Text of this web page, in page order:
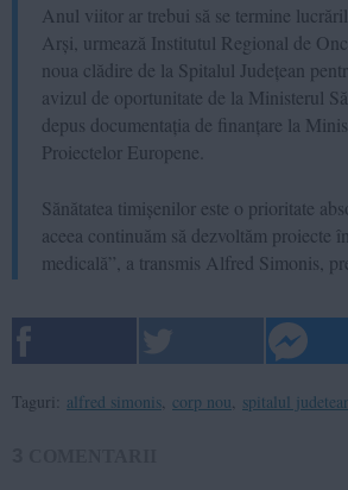
Anul viitor ar trebui să se termine
Arși, urmează Institutul Regional de
noua clădire de la Spitalul Județean
avizul de oportunitate de la Ministerul
depus documentația de finanțare la
Proiectelor Europene.
Sănătatea timișenilor este o prioritate
aceea continuăm să dezvoltăm proiecte
medicală”, a transmis Alfred Simonis,
Taguri: alfred simonis corp nou spitalul